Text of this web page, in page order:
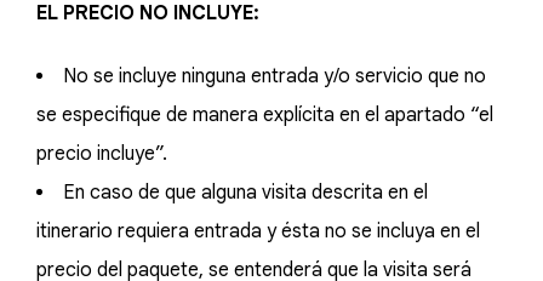
EL PRECIO NO INCLUYE:
No se incluye ninguna entrada y/o servicio que no
se especifique de manera explícita en el apartado “el
precio incluye”.
En caso de que alguna visita descrita en el
itinerario requiera entrada y ésta no se incluya en el
precio del paquete, se entenderá que la visita será